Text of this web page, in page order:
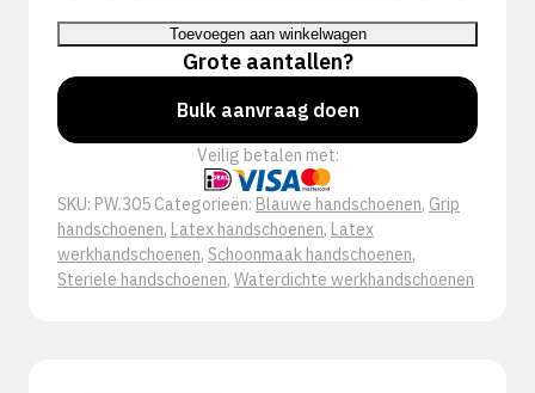
Toevoegen aan winkelwagen
Grote aantallen?
Bulk aanvraag doen
Veilig betalen met:
SKU: PW.305 Categorieën: Blauwe handschoenen, Grip
handschoenen, Latex handschoenen, Latex
werkhandschoenen, Schoonmaak handschoenen,
Steriele handschoenen, Waterdichte werkhandschoenen